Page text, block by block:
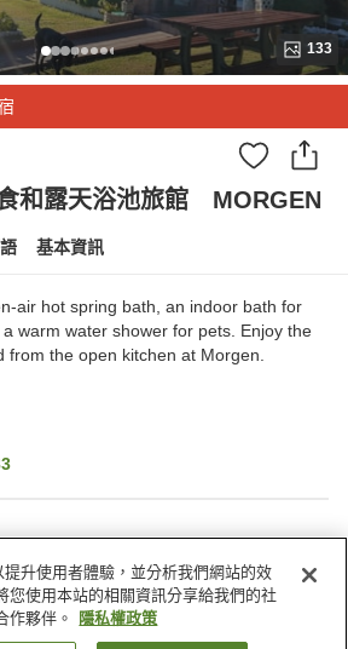
133
和露天浴池旅館 MORGEN
基本資訊
air hot spring bath, an indoor bath for
warm water shower for pets. Enjoy the
from the open kitchen at Morgen.
寵物友善
露天浴池（溫泉）
升使用者體驗，並分析我們網站的效
您使用本站的相關資訊分享給我們的社
作夥伴。
隱私權政策